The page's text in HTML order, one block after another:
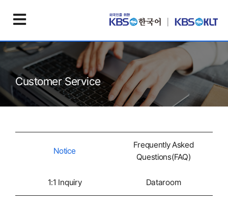
Customer Service
Notice
Frequently Asked
Questions(FAQ)
1:1 Inquiry Dataroom